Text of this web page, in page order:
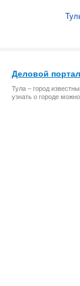
Деловой
Тула – город
узнать о городе